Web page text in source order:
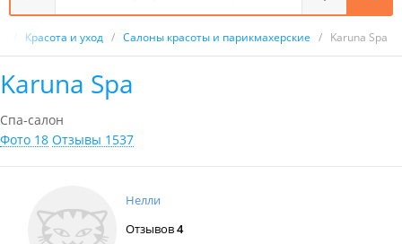
Красота и уход / Салоны красоты и парикмахерские / Karuna Spa
Karuna Spa
Спа-салон
Фото 18 Отзывы 1537
Нелли
Отзывов4